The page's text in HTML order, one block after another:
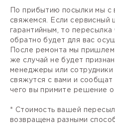
По прибытию посылки мы с
свяжемся. Если сервисный
гарантийным, то
обратно будет для вас
После ремонта мы
же случай не будет
менеджеры или сотрудники
свяжутся с вами и сообщат
чего вы примите решение о
* Стоимость вашей
возвращена разными